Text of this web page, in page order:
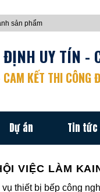
UY TÍN -
KẾT THI CÔNG
Dự án Tin tức
VIỆC LÀM
thiết bị bếp công